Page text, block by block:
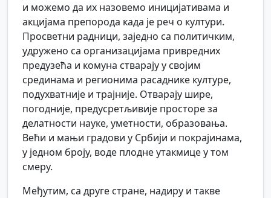
и можемо да их назовемо иницијативама и
акцијама препорода када је реч о култури.
Просветни радници, заједно са политичким,
удружено са организацијама привредних
предузећа и комуна стварају у својим
срединама и регионима расаднике културе,
подухватније и трајније. Отварају шире,
погодније, предусретљивије просторе за
делатности науке, уметности, образовања.
Већи и мањи градови у Србији и покрајинама,
у једном броју, воде плодне утакмице у том
смеру.
Међутим, са друге стране, надиру и такве